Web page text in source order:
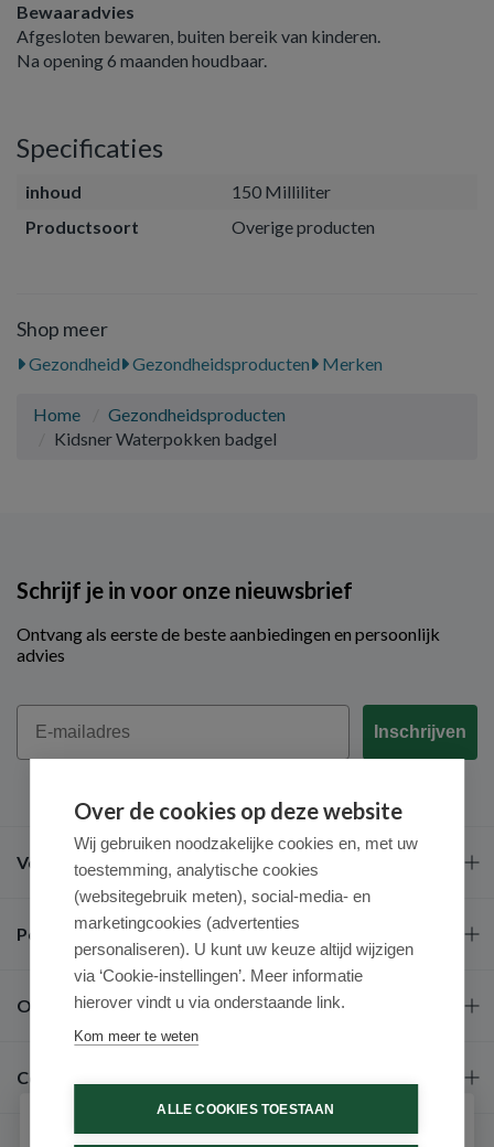
Bewaaradvies
Afgesloten bewaren, buiten bereik van kinderen.
Na opening 6 maanden houdbaar.
Specificaties
inhoud
150 Milliliter
Productsoort
Overige producten
Shop meer
Gezondheid Gezondheidsproducten Merken
Home
Gezondheidsproducten
Kidsner Waterpokken badgel
Schrijf je in voor onze nieuwsbrief
Ontvang als eerste de beste aanbiedingen en persoonlijk
advies
Email
Inschrijven
Veel gestelde vragen
Populaire merken
Over ons
Contact
Over de cookies op deze website
Wij gebruiken noodzakelijke cookies en, met uw
toestemming, analytische cookies
(websitegebruik meten), social-media- en
marketingcookies (advertenties
personaliseren). U kunt uw keuze altijd wijzigen
via ‘Cookie-instellingen’. Meer informatie
hierover vindt u via onderstaande link.
Kom meer te weten
ALLE COOKIES TOESTAAN